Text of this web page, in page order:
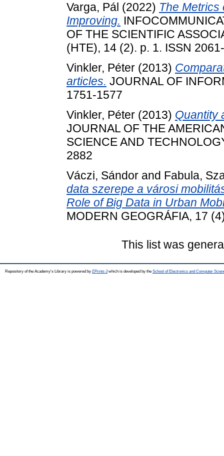
Varga, Pál (2022) The Metrics
Improving.
OF THE SCIENTIFIC
(HTE), 14 (2). p. 1. ISSN
Vinkler, Péter (2013)
articles. JOURNAL OF
1751-1577
Vinkler, Péter (2013) Quantity
JOURNAL OF THE
SCIENCE AND
2882
Váczi, Sándor and Fabula,
data szerepe a városi
Role of Big Data in Urban
MODERN GEOGRÁFIA, 17
This list was
Repository of the Academy's Library is powered by EPrints 3which is developed by the School of Electronics and Computer